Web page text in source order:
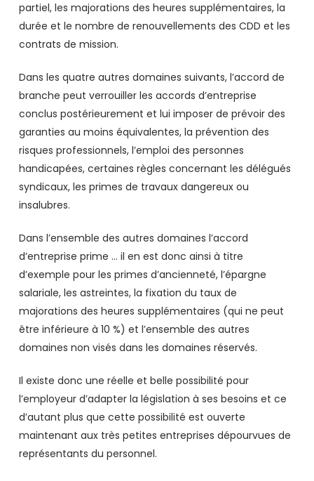
partiel, les majorations des heures supplémentaires, la
durée et le nombre de renouvellements des CDD et les
contrats de mission.
Dans les quatre autres domaines suivants, l’accord de
branche peut verrouiller les accords d’entreprise
conclus postérieurement et lui imposer de prévoir des
garanties au moins équivalentes, la prévention des
risques professionnels, l’emploi des personnes
handicapées, certaines règles concernant les délégués
syndicaux, les primes de travaux dangereux ou
insalubres.
Dans l’ensemble des autres domaines l’accord
d’entreprise prime … il en est donc ainsi à titre
d’exemple pour les primes d’ancienneté, l’épargne
salariale, les astreintes, la fixation du taux de
majorations des heures supplémentaires (qui ne peut
être inférieure à 10 %) et l’ensemble des autres
domaines non visés dans les domaines réservés.
Il existe donc une réelle et belle possibilité pour
l’employeur d’adapter la législation à ses besoins et ce
d’autant plus que cette possibilité est ouverte
maintenant aux très petites entreprises dépourvues de
représentants du personnel.